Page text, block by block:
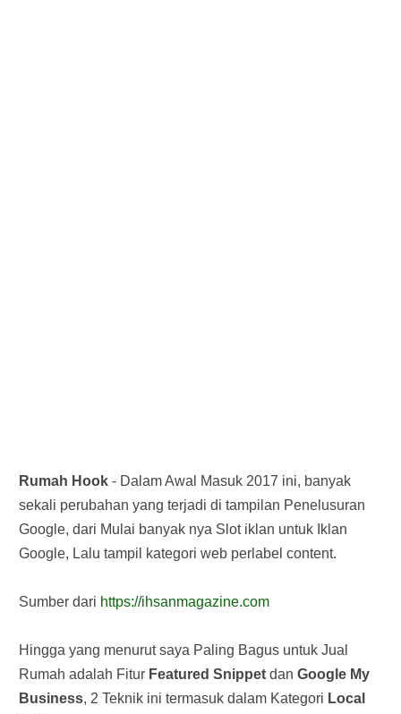
Rumah Hook - Dalam Awal Masuk 2017 ini, banyak
sekali perubahan yang terjadi di tampilan Penelusuran
Google, dari Mulai banyak nya Slot iklan untuk Iklan
Google, Lalu tampil kategori web perlabel content.
Sumber dari https://ihsanmagazine.com
Hingga yang menurut saya Paling Bagus untuk Jual
Rumah adalah Fitur Featured Snippet danGoogle My
Business, 2 Teknik ini termasuk dalam Kategori Local